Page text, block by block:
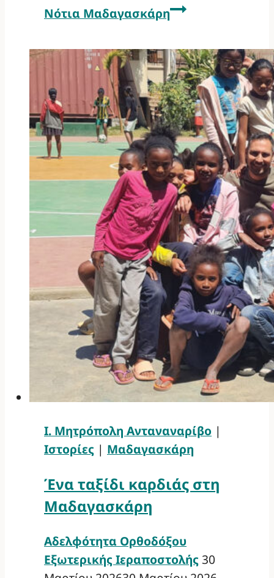
Νότια Μαδαγασκάρη
Ι. Μητρόπολη Ανταναναρίβο |
Ιστορίες | Μαδαγασκάρη
Ένα ταξίδι καρδιάς στη
Μαδαγασκάρη
Αδελφότητα Ορθοδόξου
Εξωτερικής Ιεραποστολής 30